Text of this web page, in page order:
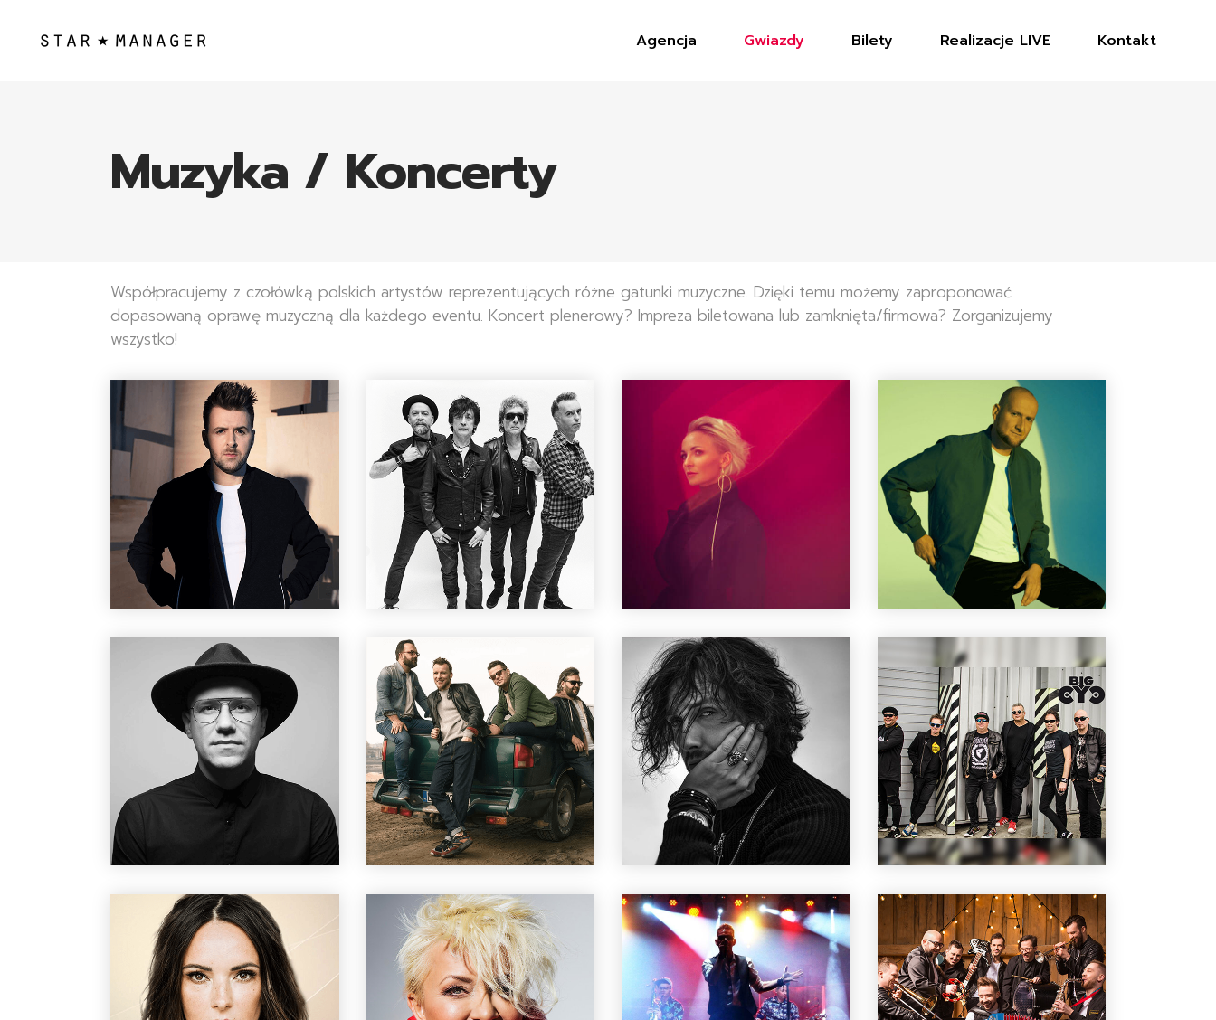
Agencja Gwiazdy Bilety Realizacje LIVE Kontakt
Muzyka / Koncerty
Współpracujemy z czołówką polskich artystów reprezentujących różne gatunki muzyczne. Dzięki temu możemy zaproponować
dopasowaną oprawę muzyczną dla każdego eventu. Koncert plenerowy? Impreza biletowana lub zamknięta/firmowa? Zorganizujemy
wszystko!